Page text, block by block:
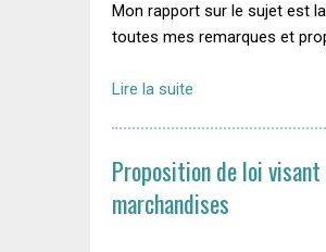
Mon rapport sur le sujet est
toutes mes remarques et
Lire la suite
Proposition de loi
marchandises